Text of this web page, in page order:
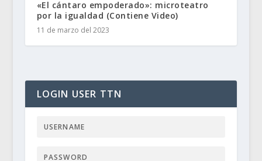
«El cántaro empoderado»: microteatro
por la igualdad (Contiene Video)
11 de marzo del 2023
LOGIN USER TTN